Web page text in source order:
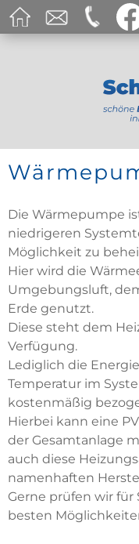
Die Wärmepumpe
niedrigeren
Möglichkeit zu
Hier wird die
Umgebungsluft,
Erde genutzt.
Diese steht dem
Verfügung.
Lediglich die
Temperatur im
kostenmäßig
Hierbei kann eine
der Gesamtanlage
auch diese
namenhaften
Gerne prüfen wir für
besten